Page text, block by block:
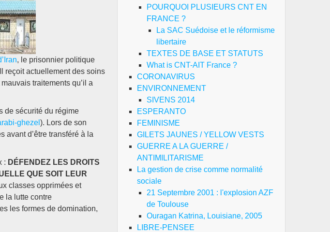
, le prisonnier politique
reçoit actuellement des soins
traitements qu’il a
de sécurité du régime
ghezel ). Lors de son
avant d’être transféré à la
: DÉFENDEZ LES DROITS
QUE SOIT LEUR
classes opprimées et
la lutte contre
les formes de domination,
POURQUOI PLUSIEURS CNT EN
FRANCE ?
La SAC Suédoise et le réformisme
libertaire
TEXTES DE BASE ET STATUTS
What is CNT-AIT France ?
CORONAVIRUS
ENVIRONNEMENT
SIVENS 2014
ESPERANTO
FEMINISME
GILETS JAUNES / YELLOW VESTS
GUERRE A LA GUERRE /
ANTIMILITARISME
La gestion de crise comme normalité
sociale
21 Septembre 2001 : l'explosion AZF
de Toulouse
Ouragan Katrina, Louisiane, 2005
LIBRE-PENSEE